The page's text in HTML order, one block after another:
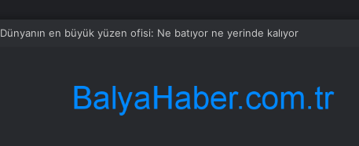
Dünyanın en büyük yüzen ofisi: Ne batıyor ne yerinde kalıyor